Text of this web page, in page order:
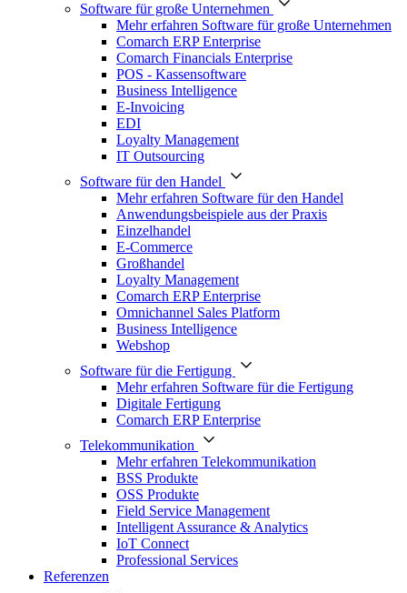
Software für große Unternehmen
Mehr erfahren Software für große Unternehmen
Comarch ERP Enterprise
Comarch Financials Enterprise
POS - Kassensoftware
Business Intelligence
E-Invoicing
EDI
Loyalty Management
IT Outsourcing
Software für den Handel
Mehr erfahren Software für den Handel
Anwendungsbeispiele aus der Praxis
Einzelhandel
E-Commerce
Großhandel
Loyalty Management
Comarch ERP Enterprise
Omnichannel Sales Platform
Business Intelligence
Webshop
Software für die Fertigung
Mehr erfahren Software für die Fertigung
Digitale Fertigung
Comarch ERP Enterprise
Telekommunikation
Mehr erfahren Telekommunikation
BSS Produkte
OSS Produkte
Field Service Management
Intelligent Assurance & Analytics
IoT Connect
Professional Services
Referenzen